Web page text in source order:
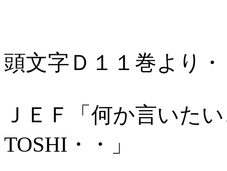
頭文字Ｄ１１巻より
ＪＥＦ「何か言いた
TOSHI・・」